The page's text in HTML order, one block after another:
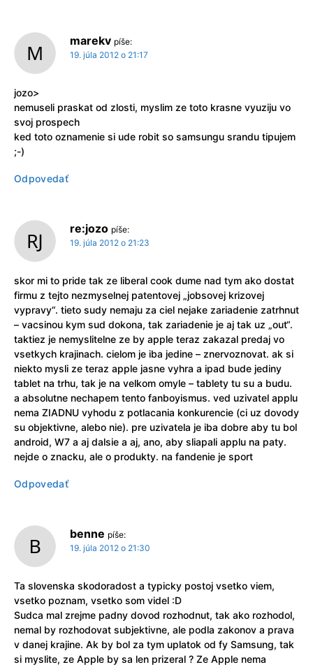
marekv píše:
19. júla 2012 o 21:17
jozo>
nemuseli praskat od zlosti, myslim ze toto krasne vyuziju vo
svoj prospech
ked toto oznamenie si ude robit so samsungu srandu tipujem
;-)
Odpovedať
re:jozo píše:
19. júla 2012 o 21:23
skor mi to pride tak ze liberal cook dume nad tym ako dostat
firmu z tejto nezmyselnej patentovej „jobsovej krizovej
vypravy“. tieto sudy nemaju za ciel nejake zariadenie zatrhnut
– vacsinou kym sud dokona, tak zariadenie je aj tak uz „out“.
taktiez je nemyslitelne ze by apple teraz zakazal predaj vo
vsetkych krajinach. cielom je iba jedine – znervoznovat. ak si
niekto mysli ze teraz apple jasne vyhra a ipad bude jediny
tablet na trhu, tak je na velkom omyle – tablety tu su a budu.
a absolutne nechapem tento fanboyismus. ved uzivatel applu
nema ZIADNU vyhodu z potlacania konkurencie (ci uz dovody
su objektivne, alebo nie). pre uzivatela je iba dobre aby tu bol
android, W7 a aj dalsie a aj, ano, aby sliapali applu na paty.
nejde o znacku, ale o produkty. na fandenie je sport
Odpovedať
benne píše:
19. júla 2012 o 21:30
Ta slovenska skodoradost a typicky postoj vsetko viem,
vsetko poznam, vsetko som videl :D
Sudca mal zrejme padny dovod rozhodnut, tak ako rozhodol,
nemal by rozhodovat subjektivne, ale podla zakonov a prava
v danej krajine. Ak by bol za tym uplatok od fy Samsung, tak
si myslite, ze Apple by sa len prizeral ? Ze Apple nema